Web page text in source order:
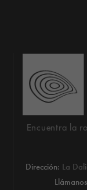
Encuentra la
Dirección: La